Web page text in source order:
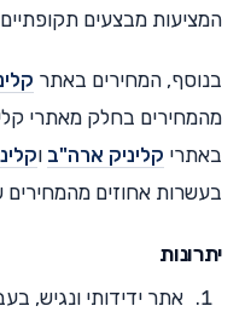
המציעות מבצעים
בנוסף, המחירים באתר
מהמחירים בחלק מאתרי
באתרי קליניק ארה"ב ו
בעשרות אחוזים
יתרונות
אתר ידידותי ונגיש,